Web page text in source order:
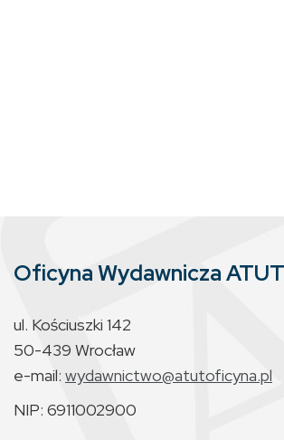
Oficyna Wydawnicza
ul. Kościuszki 142
50-439 Wrocław
e-mail: wydawnictwo@atutoficyna.pl
NIP: 6911002900